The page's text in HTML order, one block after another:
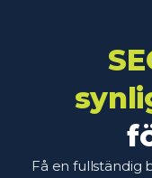
Få en fullständig